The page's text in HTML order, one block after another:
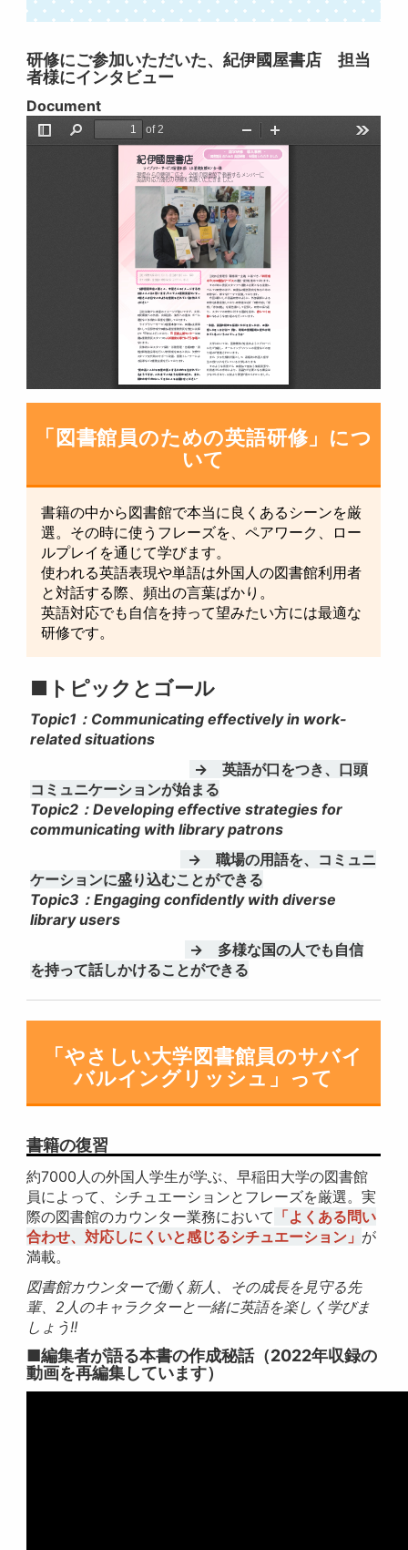
研修にご参加いただいた、紀伊國屋書店 担当
者様にインタビュー
Document
「図書館員のための英語研修」につ
いて
書籍の中から図書館で本当に良くあるシーンを厳
選。その時に使うフレーズを、ペアワーク、ロー
ルプレイを通じて学びます。
使われる英語表現や単語は外国人の図書館利用者
と対話する際、頻出の言葉ばかり。
英語対応でも自信を持って望みたい方には最適な
研修です。
■トピックとゴール
Topic1：Communicating effectively in work-
related situations
→ 英語が口をつき、口頭
コミュニケーションが始まる
Topic2：Developing effective strategies for
communicating with library patrons
→ 職場の用語を、コミュニ
ケーションに盛り込むことができる
Topic3：Engaging confidently with diverse
library users
→ 多様な国の人でも自信
を持って話しかけることができる
「やさしい大学図書館員のサバイ
バルイングリッシュ」って
書籍の復習
約7000人の外国人学生が学ぶ、早稲田大学の図書館
員によって、シチュエーションとフレーズを厳選。実
際の図書館のカウンター業務において 「よくある問い
合わせ、対応しにくいと感じるシチュエーション」 が
満載。
図書館カウンターで働く新人、その成長を見守る先
輩、2人のキャラクターと一緒に英語を楽しく学びま
しょう!!
■編集者が語る本書の作成秘話（2022年収録の
動画を再編集しています）